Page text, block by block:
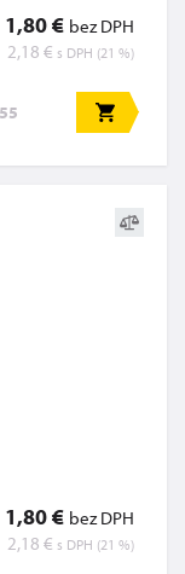
1,80 € bez DPH
2,18 € s DPH (21 %)
1,80 € bez DPH
2,18 € s DPH (21 %)